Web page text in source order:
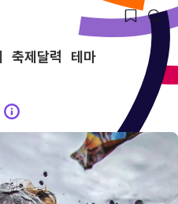
축제달력 테마